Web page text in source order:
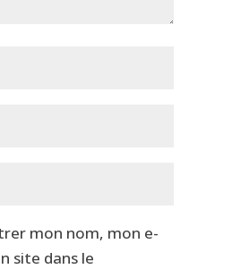
mon nom, mon e-
site dans le